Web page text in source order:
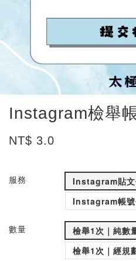
Instagram檢舉
NT$ 3.0
服務
Instagram貼文
Instagram帳號
數量
檢舉1次｜純數
檢舉1次｜經規